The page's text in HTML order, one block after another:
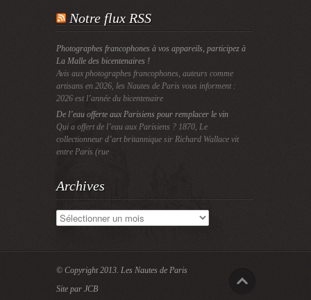
Notre flux RSS
Photographes francophones à vos appareils, participez à
La Malle des bicentenaires !
Avis aux photographes francophones, auteurs comme
artisans en 2026, les Nautes de Paris vous informent :
2026 est l’année du bicentenaire
De l’eau offerte aux Parisiens pour remplacer le vin
Qui a offert de l’eau aux Parisiens ? 1870, Le
collectionneur d’art britannique sir Richard Wallace vit
entre Paris (rue
Archives
Archives
© Copyright 2013. Les Nautes de Paris
Site par JCB